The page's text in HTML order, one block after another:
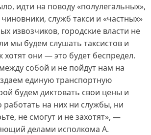
идти на поводу «полулегальных»,
служб такси и «частных»
извозчиков, городские власти не
мы будем слушать таксистов и
хотят они — это будет беспредел.
собой и не пойдут нам на
единую транспортную
будем диктовать свои цены и
работать на них ни службы, ни
не смогут и не захотят», —
делами исполкома А.